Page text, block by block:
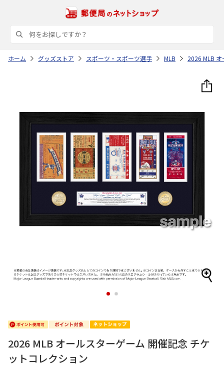
ホーム グッズストア スポーツ・スポーツ選手 MLB 2026 MLB
1 2
2026 MLB オールスターゲーム 開催記念 チケ
ットコレクション